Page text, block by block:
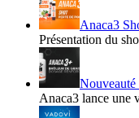
Anaca3
Présentation du
Nouveauté
Anaca3 lance une